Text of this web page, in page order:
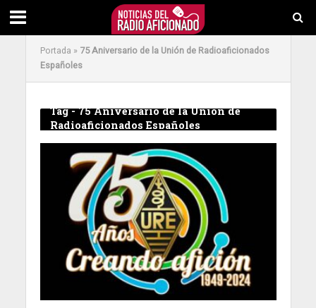
Portada » 75 Aniversario de la Unión de Radioaficionados
Españoles
Tag - 75 Aniversario de la Unión de
Radioaficionados Españoles